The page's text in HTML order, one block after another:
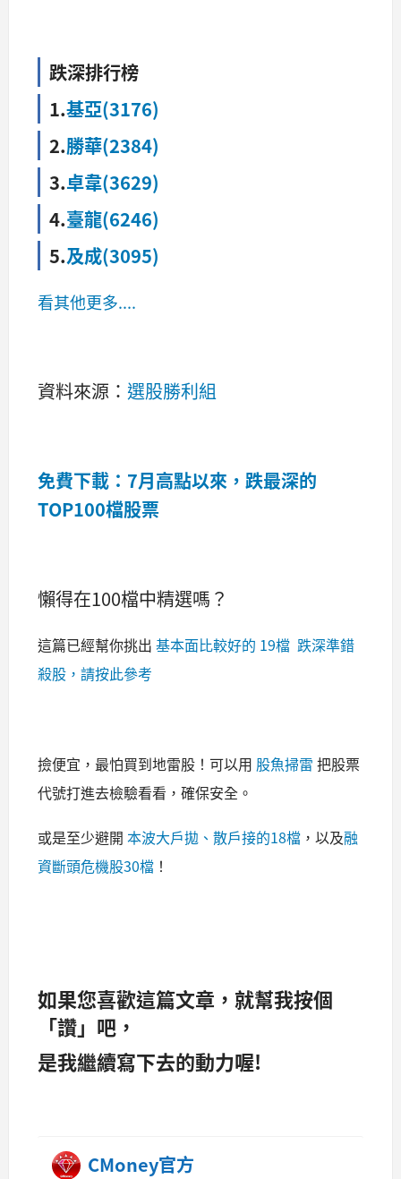
跌深排行榜
1.基亞(3176)
2.勝華(2384)
3.卓韋(3629)
4.臺龍(6246)
5.及成(3095)
看其他更多....
資料來源： 選股勝利組
免費下載：7月高點以來，跌最深的
TOP100檔股票
懶得在100檔中精選嗎？
這篇已經幫你挑出 基本面比較好的 19檔 跌深準錯
殺股，請按此參考
撿便宜，最怕買到地雷股！可以用 股魚掃雷 把股票
代號打進去檢驗看看，確保安全。
或是至少避開 本波大戶拋、散戶接的18檔 ，以及融
資斷頭危機股30檔 ！
如果您喜歡這篇文章，就幫我按個
「讚」吧，
是我繼續寫下去的動力喔!
CMoney官方